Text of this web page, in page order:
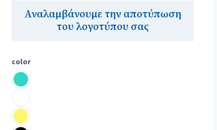
Αναλαμβάνουμε την αποτύπωση
του λογοτύπου σας
color